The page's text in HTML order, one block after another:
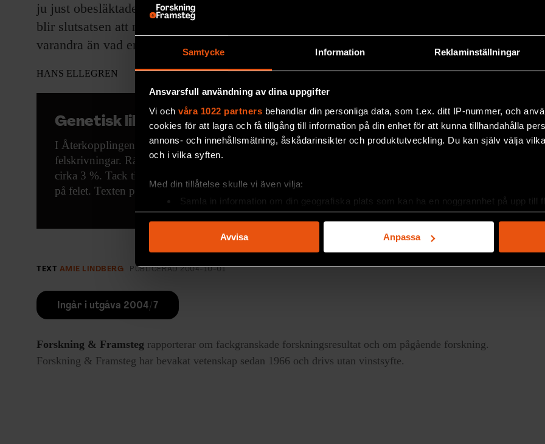
Samtycke Information Reklaminställningar
Ansvarsfull användning av dina uppgifter
Vi och våra 1022 partners behandlar din personliga data, som t.ex. ditt IP-nummer, och
cookies för att lagra och få tillgång till information på din enhet för att kunna tillhandahålla
annons- och innehållsmätning, åskådarinsikter och produktutveckling. Du kan själv välja
och i vilka syften.
Med din tillåtelse skulle vi även vilja:
Samla in information om din geografiska plats som kan ha en noggrannhet på upp till
Identifiera din enhet genom att aktivt skanna den för specifika kännetecken
Ta reda på mer om hur dina personliga uppgifter behandlas och ställ in dina preferenser i
Vi använder enhetsidentifierare för att anpassa innehållet och annonserna till användarna,
sociala medier och analysera vår trafik. Vi vidarebefordrar även sådana identifierare och
till de sociala medier och annons- och analysföretag som vi samarbetar med. Dessa kan i sin
med annan information som du har tillhandahållit eller som de har samlat in när du har använt
Avvisa Anpassa
ju just obesläktade om det inte förekommit inavel mellan våra föräldrar. Därmed
blir slutsatsen att när det gäller graden av likhet i DNA, är två syskon mer lika
varandra än vad en person är lik sig själv!
HANS ELLEGREN
Genetisk likhet
I Återkopplingen i F&F 7/04 till artikeln *Vad är en människa?* finns två
felskrivningar. Rätt är att kusiner är genetiskt lika till cirka 12,5 % och sysslingar till
cirka 3 %. Tack till Magnus Persson och Håkan Stokke som uppmärksammade oss
på felet. Texten på nätet är korrigerad.
TEXT AMIE LINDBERG PUBLICERAD2004-10-01
Ingår i utgåva 2004/7
Forskning & Framsteg rapporterar om fackgranskade forskningsresultat och om pågående forskning.
Forskning & Framsteg har bevakat vetenskap sedan 1966 och drivs utan vinstsyfte.